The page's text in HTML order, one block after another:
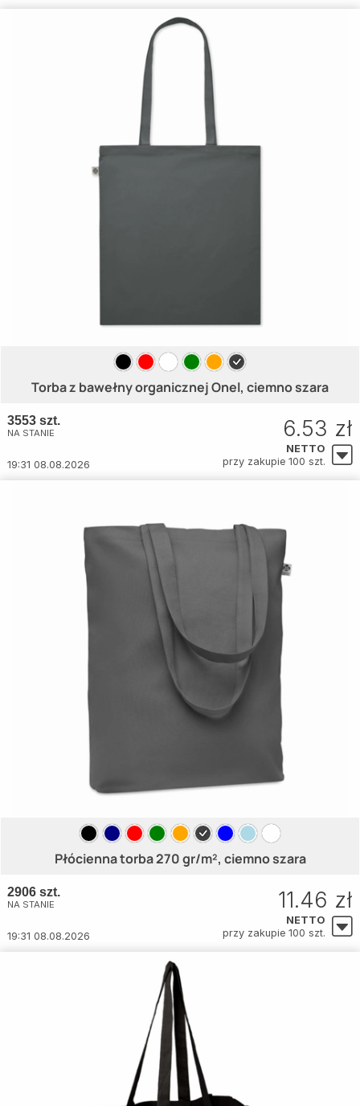
Torba z bawełny organicznej Onel, ciemno szara
3553 szt.
NA STANIE
19:31 08.08.2026
6.53 zł
NETTO
przy zakupie 100 szt.
Płócienna torba 270 gr/m², ciemno szara
2906 szt.
NA STANIE
19:31 08.08.2026
11.46 zł
NETTO
przy zakupie 100 szt.